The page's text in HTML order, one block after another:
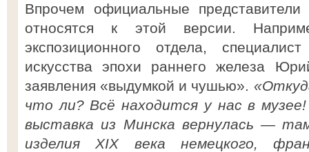
Впрочем официальные представители
относятся к этой версии.
экспозиционного отдела,
искусства эпохи раннего железа
заявления «выдумкой и чушью».
что ли? Всё находится у нас в
выставка из Минска вернулась —
изделия XIX века немецкого,